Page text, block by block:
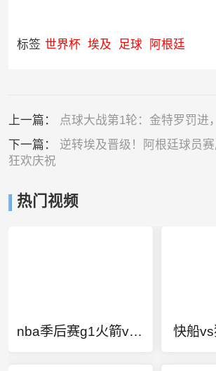
标签 世界杯 埃及 足球 阿根廷
上一篇：
点球大战第1轮：金特罗罚进
下一篇： 逆转埃及晋级！阿根廷球员
狂欢庆祝
热门视频
nba季后赛g1火箭vs爵士 快船